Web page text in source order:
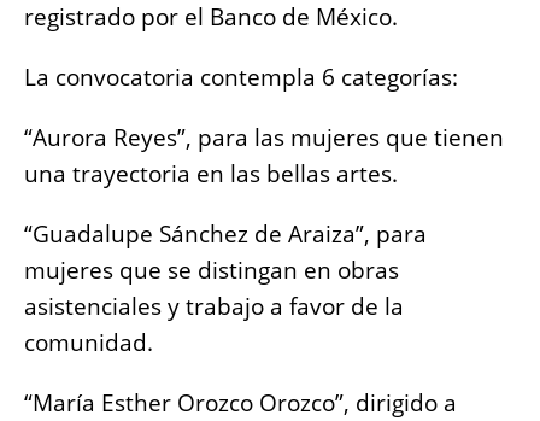
registrado por el Banco de México.
La convocatoria contempla 6 categorías:
“Aurora Reyes”, para las mujeres que tienen
una trayectoria en las bellas artes.
“Guadalupe Sánchez de Araiza”, para
mujeres que se distingan en obras
asistenciales y trabajo a favor de la
comunidad.
“María Esther Orozco Orozco”, dirigido a